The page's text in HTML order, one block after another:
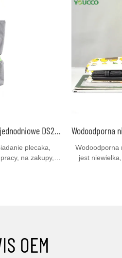
Stylowe lekkie plecaki na co dzień& Plecaki jednodniowe DS220610 Produkty | YOUCCO
plecaka,
na zakupy, w
a torba jest
Wodoodporna
jest
OEM